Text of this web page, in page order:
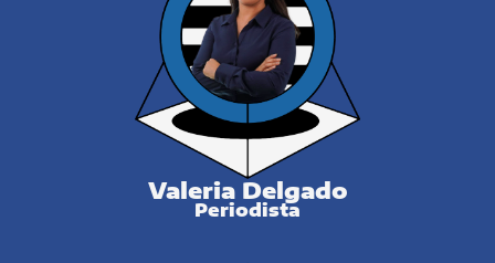
Valeria Delgado
Periodista